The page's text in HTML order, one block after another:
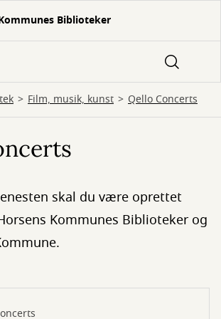
Biblioteker
Film, musik, kunst Qello Concerts
skal du være oprettet
Kommunes Biblioteker og